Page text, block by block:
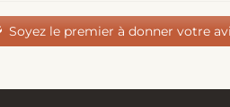
Soyez le premier à donner votre